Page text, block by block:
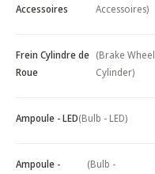
Accessoires
Accessoires)
Frein Cylindre de
Roue
(Brake Wheel
Cylinder)
Ampoule - LED(Bulb - LED)
Ampoule -
(Bulb -